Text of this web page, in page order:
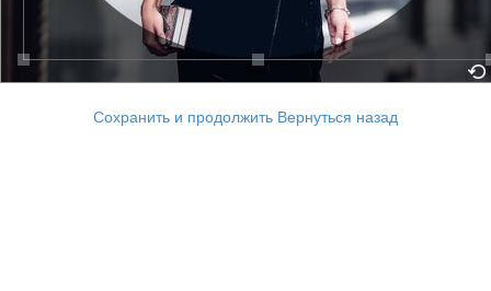
Сохранить и продолжить Вернуться назад